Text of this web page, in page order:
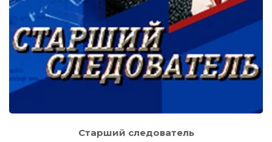
Старший следователь